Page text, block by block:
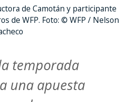
de Camotán y participante
de WFP. Foto: © WFP / Nelson
temporada
una apuesta